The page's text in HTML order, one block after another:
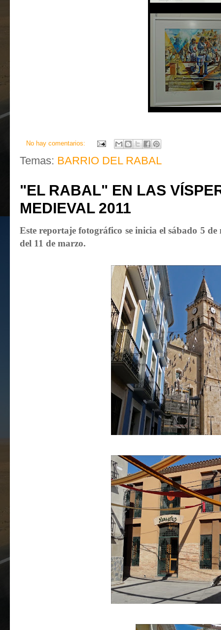
No hay comentarios:
Temas: BARRIO DEL RABAL
"EL RABAL" EN LAS
MEDIEVAL 2011
Este reportaje fotográfico se inicia el sábado 5
del 11 de marzo.